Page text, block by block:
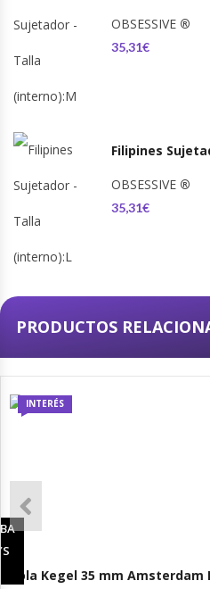
OBSESSIVE ®
35,31€
Filipines
OBSESSIVE ®
35,31€
PRODUCTOS
INTERÉS
Bola Kegel 35 mm Amsterdam